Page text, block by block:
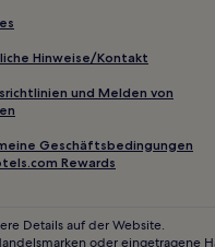
Hinweise/Kontakt
und Melden von
Geschäftsbedingungen
Rewards
Details auf der Website.
oder eingetragene